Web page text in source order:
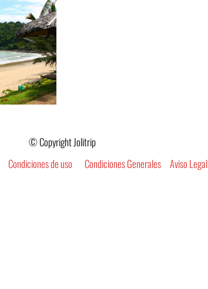
© Copyright Jolitrip
Condiciones de uso Condiciones Generales Aviso Legal